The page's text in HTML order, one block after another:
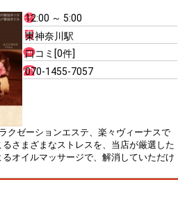
12:00 ～ 5:00
東神奈川駅
口コミ[0件]
070-1455-7057
クゼーションエステ、楽々ヴィーナスで
さまざまなストレスを、当店が厳選した
オイルマッサージで、解消していただけ